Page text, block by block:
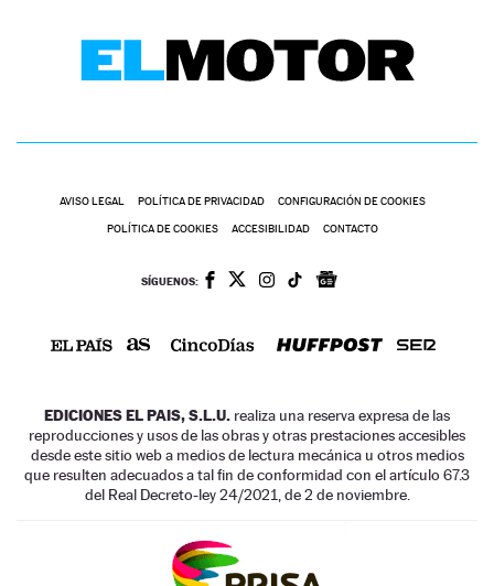
AVISO LEGAL POLÍTICA DE PRIVACIDAD CONFIGURACIÓN DE COOKIES
POLÍTICA DE COOKIES ACCESIBILIDAD CONTACTO
SÍGUENOS:
EDICIONES EL PAIS, S.L.U. realiza una reserva expresa de las
reproducciones y usos de las obras y otras prestaciones accesibles
desde este sitio web a medios de lectura mecánica u otros medios
que resulten adecuados a tal fin de conformidad con el artículo 67.3
del Real Decreto-ley 24/2021, de 2 de noviembre.